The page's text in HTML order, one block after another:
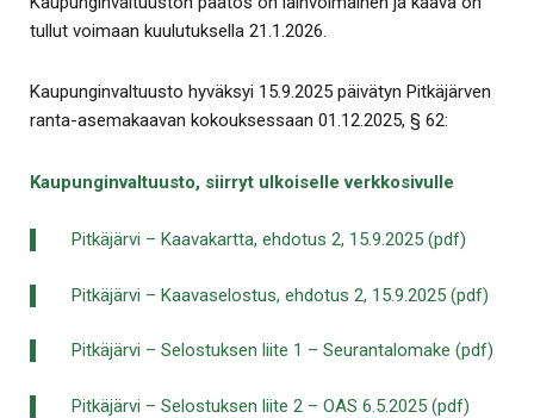
tullut voimaan kuulutuksella 21.1.2026.
Kaupunginvaltuusto hyväksyi 15.9.2025 päivätyn Pitkäjärven
ranta-asemakaavan kokouksessaan 01.12.2025, § 62:
Kaupunginvaltuusto, siirryt ulkoiselle verkkosivulle
Pitkäjärvi – Kaavakartta, ehdotus 2, 15.9.2025 (pdf)
Pitkäjärvi – Kaavaselostus, ehdotus 2, 15.9.2025 (pdf)
Pitkäjärvi – Selostuksen liite 1 – Seurantalomake (pdf)
Pitkäjärvi – Selostuksen liite 2 – OAS 6.5.2025 (pdf)